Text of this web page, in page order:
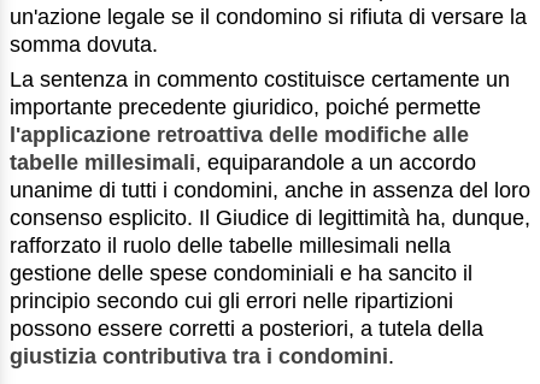
un'azione legale se il condomino si rifiuta di versare la
somma dovuta.
La sentenza in commento costituisce certamente un
importante precedente giuridico, poiché permette
l'applicazione retroattiva delle modifiche alle
tabelle millesimali, equiparandole a un accordo
unanime di tutti i condomini, anche in assenza del loro
consenso esplicito. Il Giudice di legittimità ha, dunque,
rafforzato il ruolo delle tabelle millesimali nella
gestione delle spese condominiali e ha sancito il
principio secondo cui gli errori nelle ripartizioni
possono essere corretti a posteriori, a tutela della
giustizia contributiva tra i condomini.